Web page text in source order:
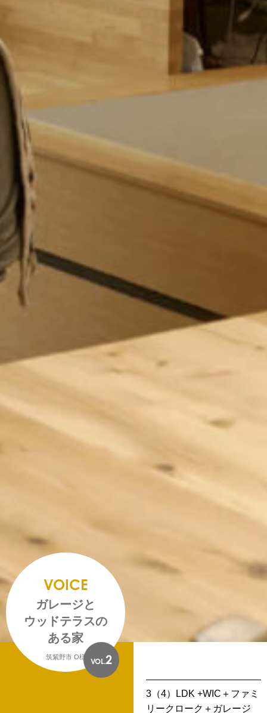
VOICE
ガレージと
ウッドテラスの
ある家
筑紫野市 O様 VOL.2
3（4）LDK +WIC＋ファミ
リークローク＋ガレージ